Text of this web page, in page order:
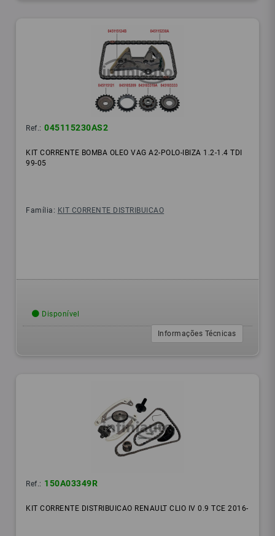
Ref.: 045115230AS2
KIT CORRENTE BOMBA OLEO VAG A2-POLO-IBIZA 1.2-1.4 TDI
99-05
Família: KIT CORRENTE DISTRIBUICAO
Disponível
Informações Técnicas
Ref.: 150A03349R
KIT CORRENTE DISTRIBUICAO RENAULT CLIO IV 0.9 TCE 2016-